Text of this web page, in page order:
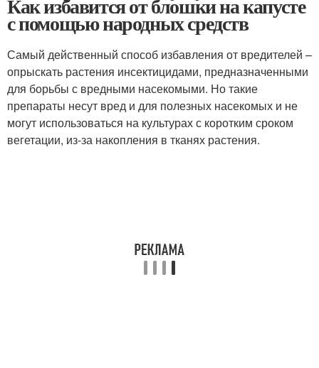
Как избавится от блошки на капусте
с помощью народных средств
Самый действенный способ избавления от вредителей –
опрыскать растения инсектицидами, предназначенными
для борьбы с вредными насекомыми. Но такие
препараты несут вред и для полезных насекомых и не
могут использоваться на культурах с коротким сроком
вегетации, из-за накопления в тканях растения.